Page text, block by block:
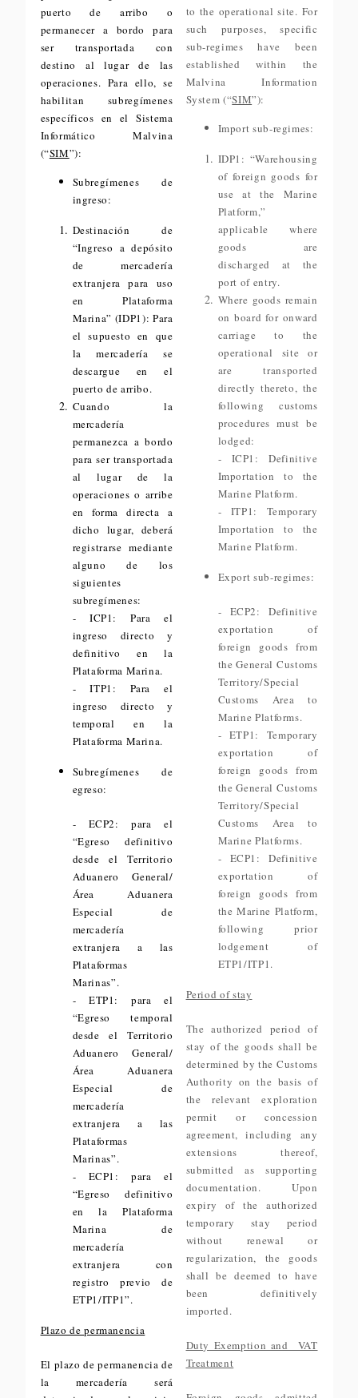
puerto de arribo o
permanecer a bordo para
ser transportada con
destino al lugar de las
operaciones. Para ello, se
habilitan subregímenes
específicos en el Sistema
Informático Malvina
(“SIM”):
Subregímenes de
ingreso:
Destinación de
“Ingreso a depósito
de mercadería
extranjera para uso
en Plataforma
Marina” (IDP1): Para
el supuesto en que
la mercadería se
descargue en el
puerto de arribo.
Cuando la
mercadería
permanezca a bordo
para ser transportada
al lugar de la
operaciones o arribe
en forma directa a
dicho lugar, deberá
registrarse mediante
alguno de los
siguientes
subregímenes:
- ICP1: Para el
ingreso directo y
definitivo en la
Plataforma Marina.
- ITP1: Para el
ingreso directo y
temporal en la
Plataforma Marina.
Subregímenes de
egreso:
- ECP2: para el
“Egreso definitivo
desde el Territorio
Aduanero General/
Área Aduanera
Especial de
mercadería
extranjera a las
Plataformas
Marinas”.
- ETP1: para el
“Egreso temporal
desde el Territorio
Aduanero General/
Área Aduanera
Especial de
mercadería
extranjera a las
Plataformas
Marinas”.
- ECP1: para el
“Egreso definitivo
en la Plataforma
Marina de
mercadería
extranjera con
registro previo de
ETP1/ITP1”.
Plazo de permanencia
El plazo de permanencia de
la mercadería será
to the operational site. For
such purposes, specific
sub-regimes have been
established within the
Malvina Information
System (“SIM”):
Import sub-regimes:
IDP1: “Warehousing
of foreign goods for
use at the Marine
Platform,”
applicable where
goods are
discharged at the
port of entry.
Where goods remain
on board for onward
carriage to the
operational site or
are transported
directly thereto, the
following customs
procedures must be
lodged:
- ICP1: Definitive
Importation to the
Marine Platform.
- ITP1: Temporary
Importation to the
Marine Platform.
Export sub-regimes:
- ECP2: Definitive
exportation of
foreign goods from
the General Customs
Territory/Special
Customs Area to
Marine Platforms.
- ETP1: Temporary
exportation of
foreign goods from
the General Customs
Territory/Special
Customs Area to
Marine Platforms.
- ECP1: Definitive
exportation of
foreign goods from
the Marine Platform,
following prior
lodgement of
ETP1/ITP1.
Period of stay
The authorized period of
stay of the goods shall be
determined by the Customs
Authority on the basis of
the relevant exploration
permit or concession
agreement, including any
extensions thereof,
submitted as supporting
documentation. Upon
expiry of the authorized
temporary stay period
without renewal or
regularization, the goods
shall be deemed to have
been definitively
imported.
Duty Exemption and VAT
Treatment